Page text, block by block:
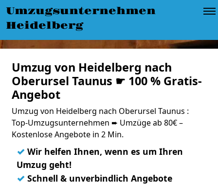
Umzugsunternehmen
Heidelberg
Umzug von Heidelberg nach
Oberursel Taunus ☛ 100 % Gratis-
Angebot
Umzug von Heidelberg nach Oberursel Taunus :
Top-Umzugsunternehmen ➨ Umzüge ab 80€ –
Kostenlose Angebote in 2 Min.
✓ Wir helfen Ihnen, wenn es um Ihren
Umzug geht!
✓ Schnell & unverbindlich Angebote